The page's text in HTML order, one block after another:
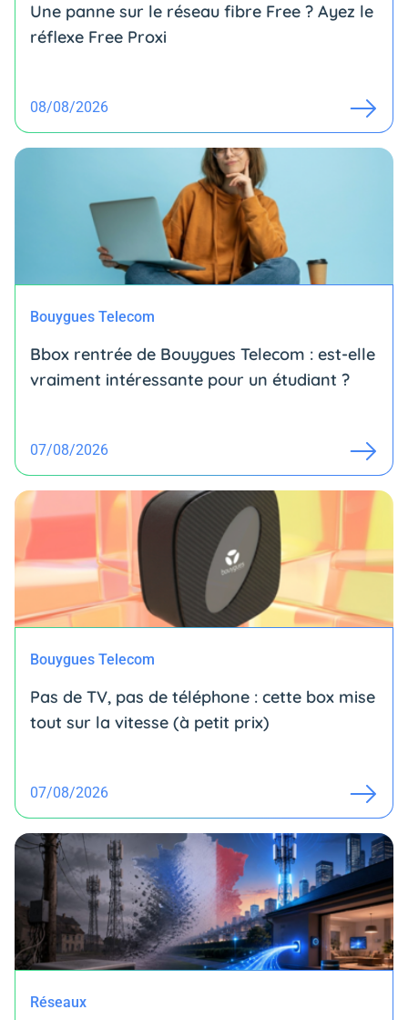
Une panne sur le réseau fibre Free ? Ayez le
réflexe Free Proxi
08/08/2026
Bouygues Telecom
Bbox rentrée de Bouygues Telecom : est-elle
vraiment intéressante pour un étudiant ?
07/08/2026
Bouygues Telecom
Pas de TV, pas de téléphone : cette box mise
tout sur la vitesse (à petit prix)
07/08/2026
Réseaux